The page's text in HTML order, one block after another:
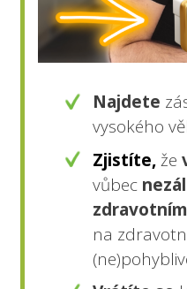
Najdete
vysokého
Zjistíte, že
vůbec
na